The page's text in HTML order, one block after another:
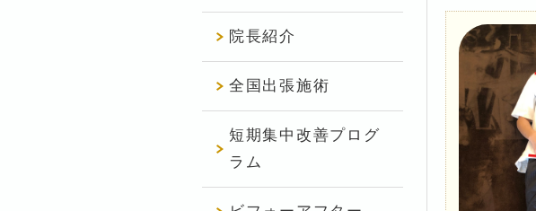
院長紹介
全国出張施術
短期集中改善プログ
ラム